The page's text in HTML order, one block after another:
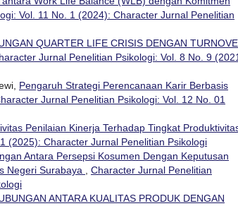
Vol. 11 No. 1 (2024): Character Jurnal Penelitian
QUARTER LIFE CRISIS DENGAN
Jurnal Penelitian Psikologi: Vol. 8 No. 9
Pengaruh Strategi Perencanaan Karir Berbasis
Jurnal Penelitian Psikologi: Vol. 12 No. 01
Penilaian Kinerja Terhadap Tingkat
(2025): Character Jurnal Penelitian Psikologi
Antara Persepsi Kosumen Dengan Keputusan
Negeri Surabaya , Character Jurnal Penelitian
ANTARA KUALITAS PRODUK DENGAN